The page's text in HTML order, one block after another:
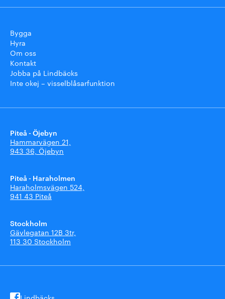
Bygga
Hyra
Om oss
Kontakt
Jobba på Lindbäcks
Inte okej – visselblåsarfunktion
Piteå - Öjebyn
Hammarvägen 21,
943 36, Öjebyn
Piteå - Haraholmen
Haraholmsvägen 524,
941 43 Piteå
Stockholm
Gävlegatan 12B 3tr,
113 30 Stockholm